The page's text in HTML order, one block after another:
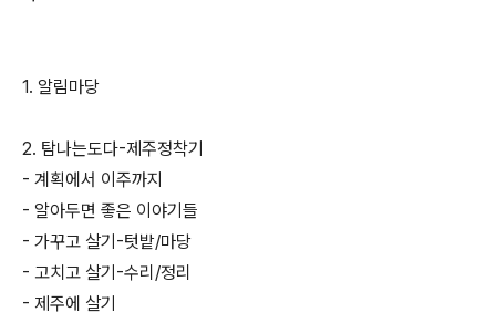
1. 알림마당
2. 탐나는도다-제주정착기
- 계획에서 이주까지
- 알아두면 좋은 이야기들
- 가꾸고 살기-텃밭/마당
- 고치고 살기-수리/정리
- 제주에 살기